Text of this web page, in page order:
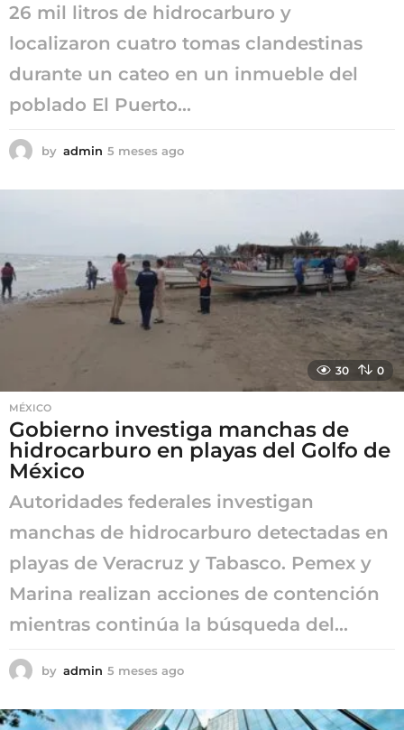
26 mil litros de hidrocarburo y
localizaron cuatro tomas clandestinas
durante un cateo en un inmueble del
poblado El Puerto...
by admin 5 meses ago
a
g
o
30 0
MÉXICO
Gobierno investiga manchas de
hidrocarburo en playas del Golfo de
México
Autoridades federales investigan
manchas de hidrocarburo detectadas en
playas de Veracruz y Tabasco. Pemex y
Marina realizan acciones de contención
mientras continúa la búsqueda del...
by admin 5 meses ago
s